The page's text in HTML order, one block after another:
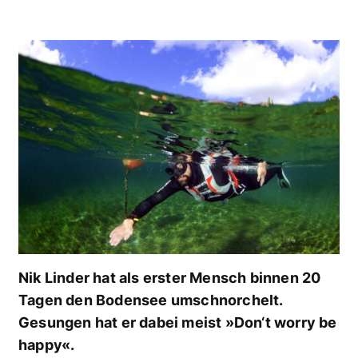
Nik Linder hat als erster Mensch binnen 20
Tagen den Bodensee umschnorchelt.
Gesungen hat er dabei meist »Don‘t worry be
happy«.